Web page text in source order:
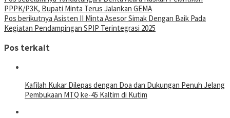
PPPK/P3K, Bupati Minta Terus Jalankan GEMA
Pos berikutnya Asisten II Minta Asesor Simak Dengan Baik Pada
Kegiatan Pendampingan SPIP Terintegrasi 2025
Pos terkait
Kafilah Kukar Dilepas dengan Doa dan Dukungan Penuh Jelang
Pembukaan MTQ ke-45 Kaltim di Kutim